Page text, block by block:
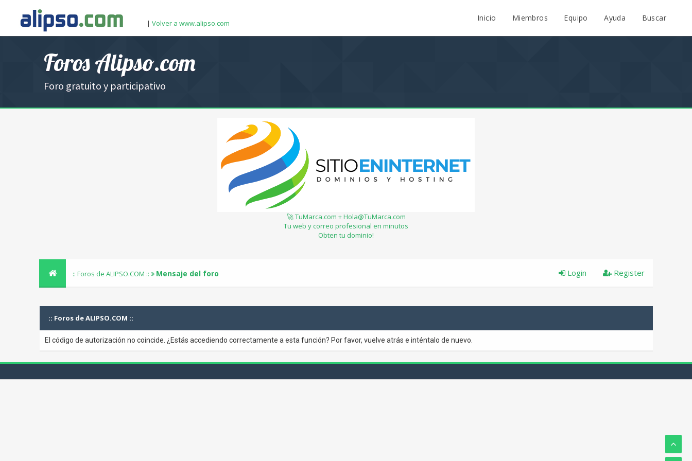
| Volver a www.alipso.com
Inicio Miembros Equipo Ayuda Buscar
Foros Alipso.com
Foro gratuito y participativo
🚀 TuMarca.com + Hola@TuMarca.com
Tu web y correo profesional en minutos
Obten tu dominio!
:: Foros de ALIPSO.COM :: Mensaje del foro Register
Login
:: Foros de ALIPSO.COM ::
El código de autorización no coincide. ¿Estás accediendo correctamente a esta función? Por favor, vuelve atrás e inténtalo de nuevo.